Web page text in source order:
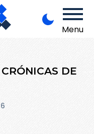
Menu
DE